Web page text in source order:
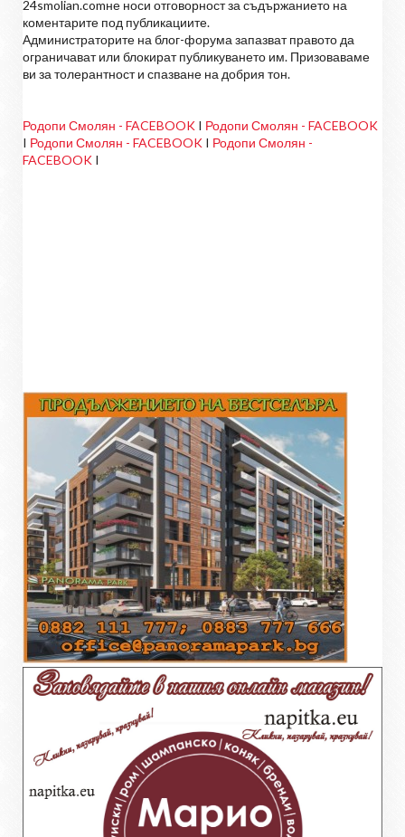
24smolian.comне носи отговорност за съдържанието на
коментарите под публикациите.
Администраторите на блог-форума запазват правото да
ограничават или блокират публикуването им. Призоваваме
ви за толерантност и спазване на добрия тон.
Родопи Смолян - FACEBOOK I Родопи Смолян - FACEBOOK
I Родопи Смолян - FACEBOOK I Родопи Смолян -
FACEBOOK I